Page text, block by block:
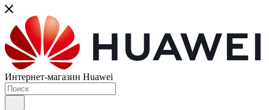
Интернет-магазин Huawei